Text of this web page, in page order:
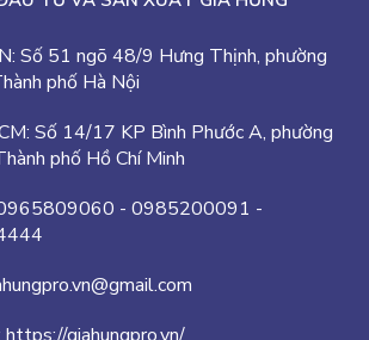
Số 51 ngõ 48/9 Hưng Thịnh, phường
phố Hà Nội
Số 14/17 KP Bình Phước A, phường
phố Hồ Chí Minh
- 0985200091 -